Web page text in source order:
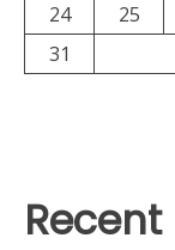
24
25
31
Recent